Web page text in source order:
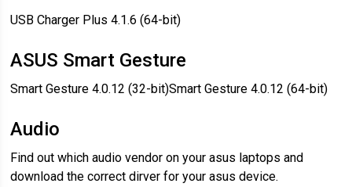
USB Charger Plus 4.1.6 (64-bit)
ASUS Smart Gesture
Smart Gesture 4.0.12 (32-bit)Smart Gesture 4.0.12 (64-bit)
Audio
Find out which audio vendor on your asus laptops and
download the correct dirver for your asus device.